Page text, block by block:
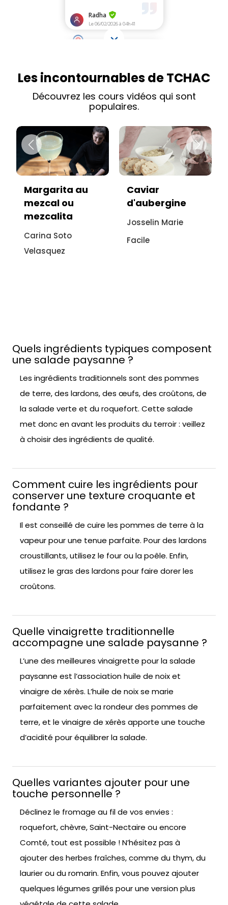
Les incontournables de TCHAC
Découvrez les cours vidéos qui sont
populaires.
Caviar
d'aubergine
Josselin Marie
Facile
Vitello tonnato
sans viande :
recette
italienne à
l'aubergine
Quels ingrédients typiques composent
une salade paysanne ?
Les ingrédients traditionnels sont des pommes
de terre, des lardons, des œufs, des croûtons, de
la salade verte et du roquefort. Cette salade
met donc en avant les produits du terroir : veillez
à choisir des ingrédients de qualité.
Comment cuire les ingrédients pour
conserver une texture croquante et
fondante ?
Il est conseillé de cuire les pommes de terre à la
vapeur pour une tenue parfaite. Pour des lardons
croustillants, utilisez le four ou la poêle. Enfin,
utilisez le gras des lardons pour faire dorer les
croûtons.
Quelle vinaigrette traditionnelle
accompagne une salade paysanne ?
L’une des meilleures vinaigrette pour la salade
paysanne est l’association huile de noix et
vinaigre de xérès. L’huile de noix se marie
parfaitement avec la rondeur des pommes de
terre, et le vinaigre de xérès apporte une touche
d’acidité pour équilibrer la salade.
Quelles variantes ajouter pour une
touche personnelle ?
Déclinez le fromage au fil de vos envies :
roquefort, chèvre, Saint-Nectaire ou encore
Comté, tout est possible ! N’hésitez pas à
ajouter des herbes fraîches, comme du thym, du
laurier ou du romarin. Enfin, vous pouvez ajouter
quelques légumes grillés pour une version plus